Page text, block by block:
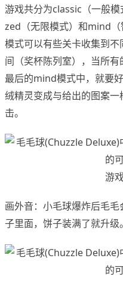
游戏共分为classic（一般模
zed（无限模式）和mind
模式可以有些关卡收集到
间（奖杯陈列室），当所
最后的mind模式中，就要
绒精灵变成与给出的图案
击。
游
画外音：小毛球爆炸后毛
子里面，饼子装满了就升级。